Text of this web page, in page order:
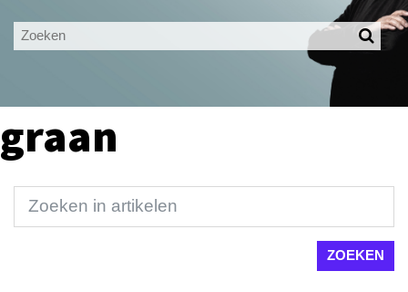
Ingelogd blijven
LOGIN
graan